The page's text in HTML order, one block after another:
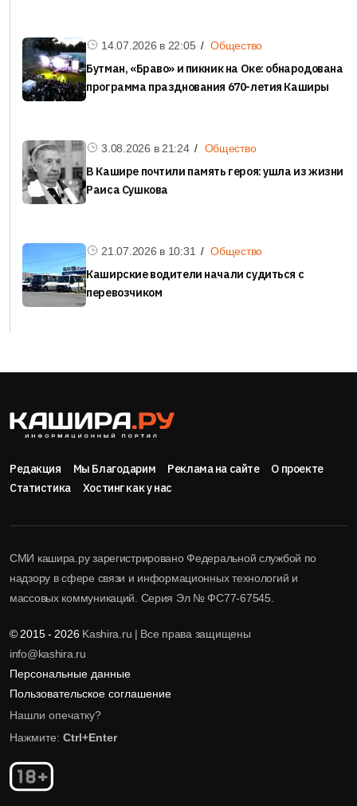
14.07.2026 в 22:05 Общество
Бутман, «Браво» и пикник на Оке: обнародована
программа празднования 670-летия Каширы
3.08.2026 в 21:24 Общество
В Кашире почтили память героя: ушла из жизни
Раиса Сушкова
21.07.2026 в 10:31 Общество
Каширские водители начали судиться с
перевозчиком
Редакция Мы Благодарим Реклама на сайте
О проекте
Статистика
Хостинг как у нас
СМИ кашира.ру зарегистрировано Федеральной службой по
надзору в сфере связи и информационных технологий и
массовых коммуникаций. Серия Эл № ФС77-67545.
© 2015 - 2026Kashira.ru | Все права защищены
info@kashira.ru
Персональные данные
Пользовательское соглашение
Нашли опечатку?
Нажмите: Ctrl+Enter